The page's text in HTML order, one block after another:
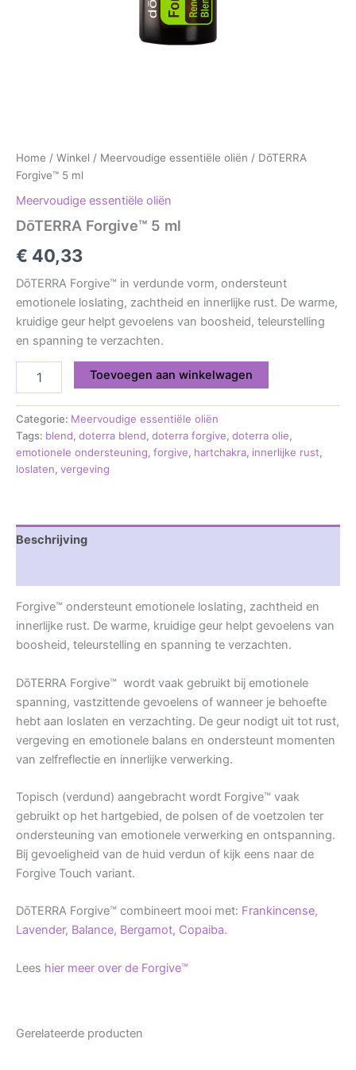
Home / Winkel / Meervoudige essentiële oliën / DōTERRA
Forgive™ 5 ml
Meervoudige essentiële oliën
DōTERRA Forgive™ 5 ml
€ 40,33
DōTERRA Forgive™ in verdunde vorm, ondersteunt
emotionele loslating, zachtheid en innerlijke rust. De warme,
kruidige geur helpt gevoelens van boosheid, teleurstelling
en spanning te verzachten.
Toevoegen aan winkelwagen
Categorie: Meervoudige essentiële oliën
Tags: blend, doterra blend, doterra forgive, doterra olie,
emotionele ondersteuning, forgive, hartchakra, innerlijke rust,
loslaten, vergeving
Beschrijving
Forgive™ ondersteunt emotionele loslating, zachtheid en
innerlijke rust. De warme, kruidige geur helpt gevoelens van
boosheid, teleurstelling en spanning te verzachten.
DōTERRA Forgive™ wordt vaak gebruikt bij emotionele
spanning, vastzittende gevoelens of wanneer je behoefte
hebt aan loslaten en verzachting. De geur nodigt uit tot rust,
vergeving en emotionele balans en ondersteunt momenten
van zelfreflectie en innerlijke verwerking.
Topisch (verdund) aangebracht wordt Forgive™ vaak
gebruikt op het hartgebied, de polsen of de voetzolen ter
ondersteuning van emotionele verwerking en ontspanning.
Bij gevoeligheid van de huid verdun of kijk eens naar de
Forgive Touch variant.
DōTERRA Forgive™ combineert mooi met: Frankincense,
Lavender, Balance, Bergamot, Copaiba.
Lees hier meer over de Forgive™
Gerelateerde producten